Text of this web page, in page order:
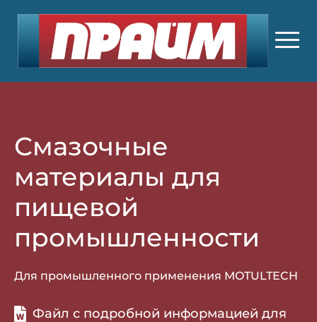
Смазочные
материалы для
пищевой
промышленности
Для промышленного применения MOTULTECH
Файл с подробной информацией для